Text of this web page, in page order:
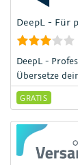
DeepL - Für
DeepL -
Übersetze
GRATIS